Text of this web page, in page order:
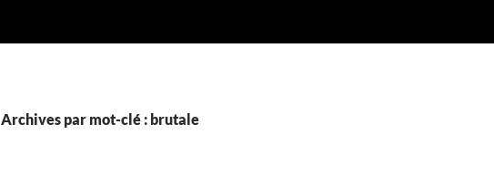
Archives par mot-clé : brutale